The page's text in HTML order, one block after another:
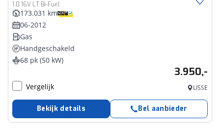
1.0 16V LT Bi-Fuel
173.031 km
06-2012
Gas
Handgeschakeld
68 pk (50 kW)
3.950,-
Vergelijk LISSE
Bekijk details Bel aanbieder